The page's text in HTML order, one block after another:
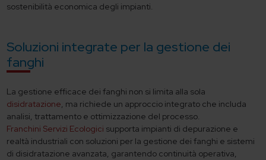
sostenibilità economica degli impianti.
Soluzioni integrate per la gestione dei
fanghi
La gestione efficace dei fanghi non si limita alla sola
disidratazione, ma richiede un approccio integrato che includa
analisi, trattamento e ottimizzazione del processo.
Franchini Servizi Ecologici supporta impianti di depurazione e
realtà industriali con soluzioni per la gestione dei fanghi e sistemi
di disidratazione avanzata, garantendo continuità operativa,